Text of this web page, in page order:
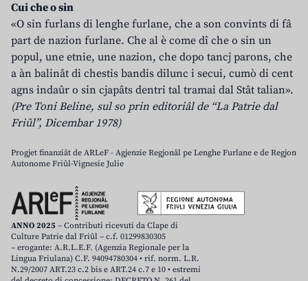
Cui che o sin
«O sin furlans di lenghe furlane, che a son convints di fâ
part de nazion furlane. Che al è come dî che o sin un
popul, une etnie, une nazion, che dopo tancj parons, che
a àn balinât di chestis bandis dilunc i secui, cumò di cent
agns indaûr o sin cjapâts dentri tal tramai dal Stât talian».
(Pre Toni Beline, sul so prin editoriâl de “La Patrie dal
Friûl”, Dicembar 1978)
Progjet finanziât de ARLeF - Agjenzie Regjonâl pe Lenghe Furlane e de Regjon
Autonome Friûl-Vignesie Julie
ANNO 2025 – Contributi ricevuti da Clape di
Culture Patrie dal Friûl – c.f. 01299830305
– erogante: A.R.L.E.F. (Agenzia Regionale per la
Lingua Friulana) C.F. 94094780304 • rif. norm. L.R.
N.29/2007 ART.23 c.2 bis e ART.24 c.7 e 10 • estremi